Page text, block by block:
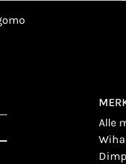
alle
wiha